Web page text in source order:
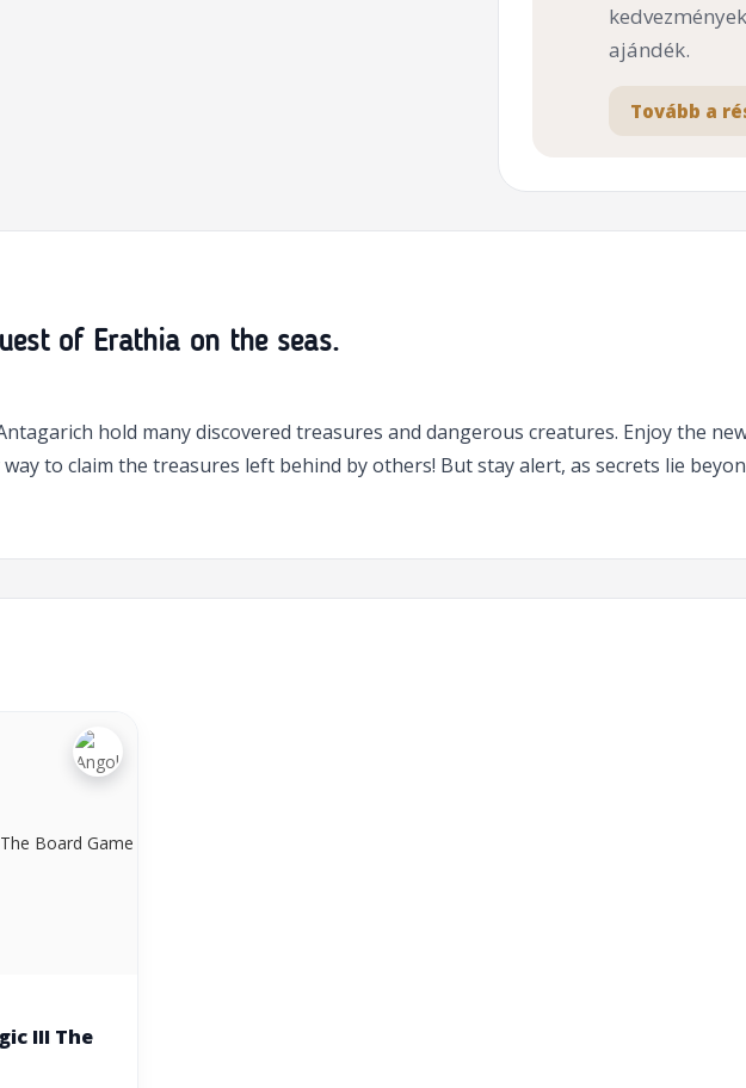
ajándék.
Tovább a
of Erathia on the seas.
hold many discovered treasures and dangerous creatures. Enjoy the
to claim the treasures left behind by others! But stay alert, as secrets lie
III The